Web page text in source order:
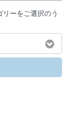
リーをご選択のう